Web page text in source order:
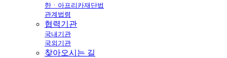
한ㆍ아프리카재단법
관계법령
협력기관
국내기관
국외기관
찾아오시는 길